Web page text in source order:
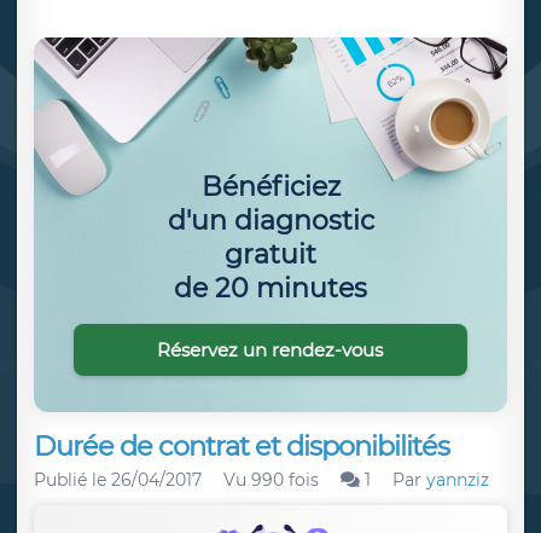
Durée de contrat et disponibilités
Publié le 26/04/2017 Vu 990 fois 1 Par yannziz
Bénéficiez
d'un diagnostic
gratuit
de 20 minutes
Réservez un rendez-vous